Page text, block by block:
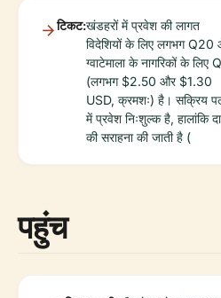
टिकट:खंडहरों में प्रवेश की लागत
विदेशियों के लिए लगभग Q20
ग्वाटेमाला के नागरिकों के लिए
(लगभग $2.50 और $1.30
USD, क्रमशः) है। सक्रिय
में प्रवेश निःशुल्क है, हालांकि
की सराहना की जाती है (
पहुंच